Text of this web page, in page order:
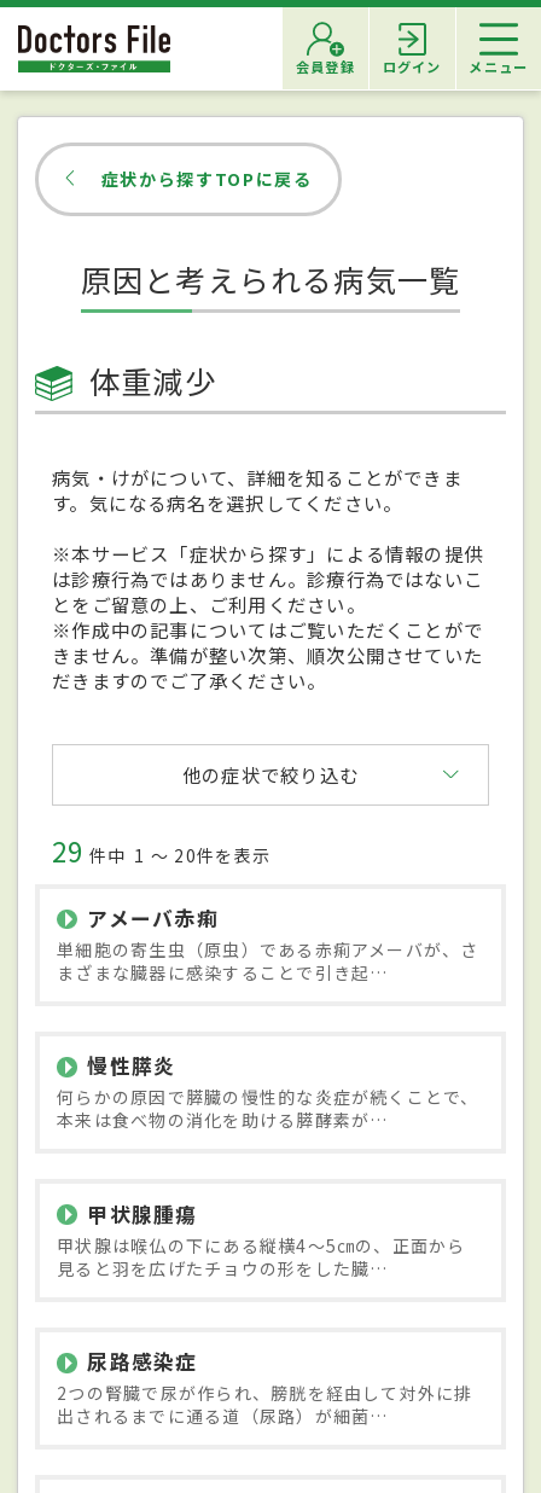
会員登録 ログイン メニュー
症状から探すTOPに戻る
原因と考えられる病気一覧
体重減少
病気・けがについて、詳細を知ることができま
す。気になる病名を選択してください。
※本サービス「症状から探す」による情報の提供
は診療行為ではありません。診療行為ではないこ
とをご留意の上、ご利用ください。
※作成中の記事についてはご覧いただくことがで
きません。準備が整い次第、順次公開させていた
だきますのでご了承ください。
他の症状で絞り込む
29 件中 1 〜 20件を表示
アメーバ赤痢
単細胞の寄生虫（原虫）である赤痢アメーバが、さ
まざまな臓器に感染することで引き起…
慢性膵炎
何らかの原因で膵臓の慢性的な炎症が続くことで、
本来は食べ物の消化を助ける膵酵素が…
甲状腺腫瘍
甲状腺は喉仏の下にある縦横4～5㎝の、正面から
見ると羽を広げたチョウの形をした臓…
尿路感染症
2つの腎臓で尿が作られ、膀胱を経由して対外に排
出されるまでに通る道（尿路）が細菌…